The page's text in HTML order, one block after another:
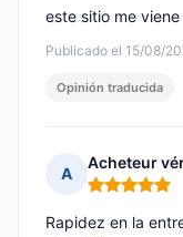
Publicado el 15/08/
este sitio me
Opinión traducida
A
Acheteur
Nota: 5 de 5
Rapidez en la